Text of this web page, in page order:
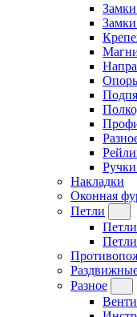
Накладки
Оконная
Петли
Разное